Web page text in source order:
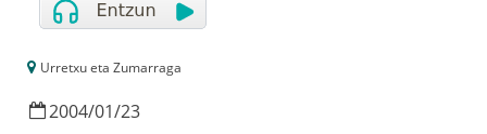
Urretxu eta Zumarraga
2004/01/23